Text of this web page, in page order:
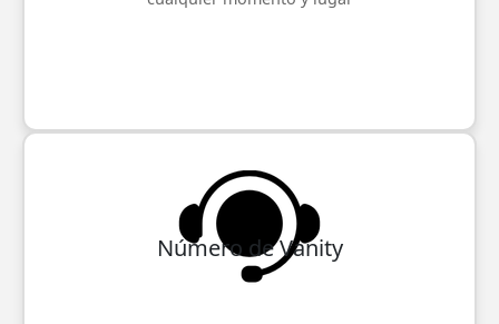
Número de Vanity